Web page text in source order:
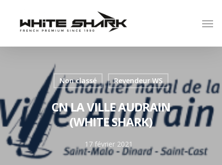
Non classé Revendeur WS
CN LA VILLE AUDRAIN
(WHITE SHARK)
17 février 2021